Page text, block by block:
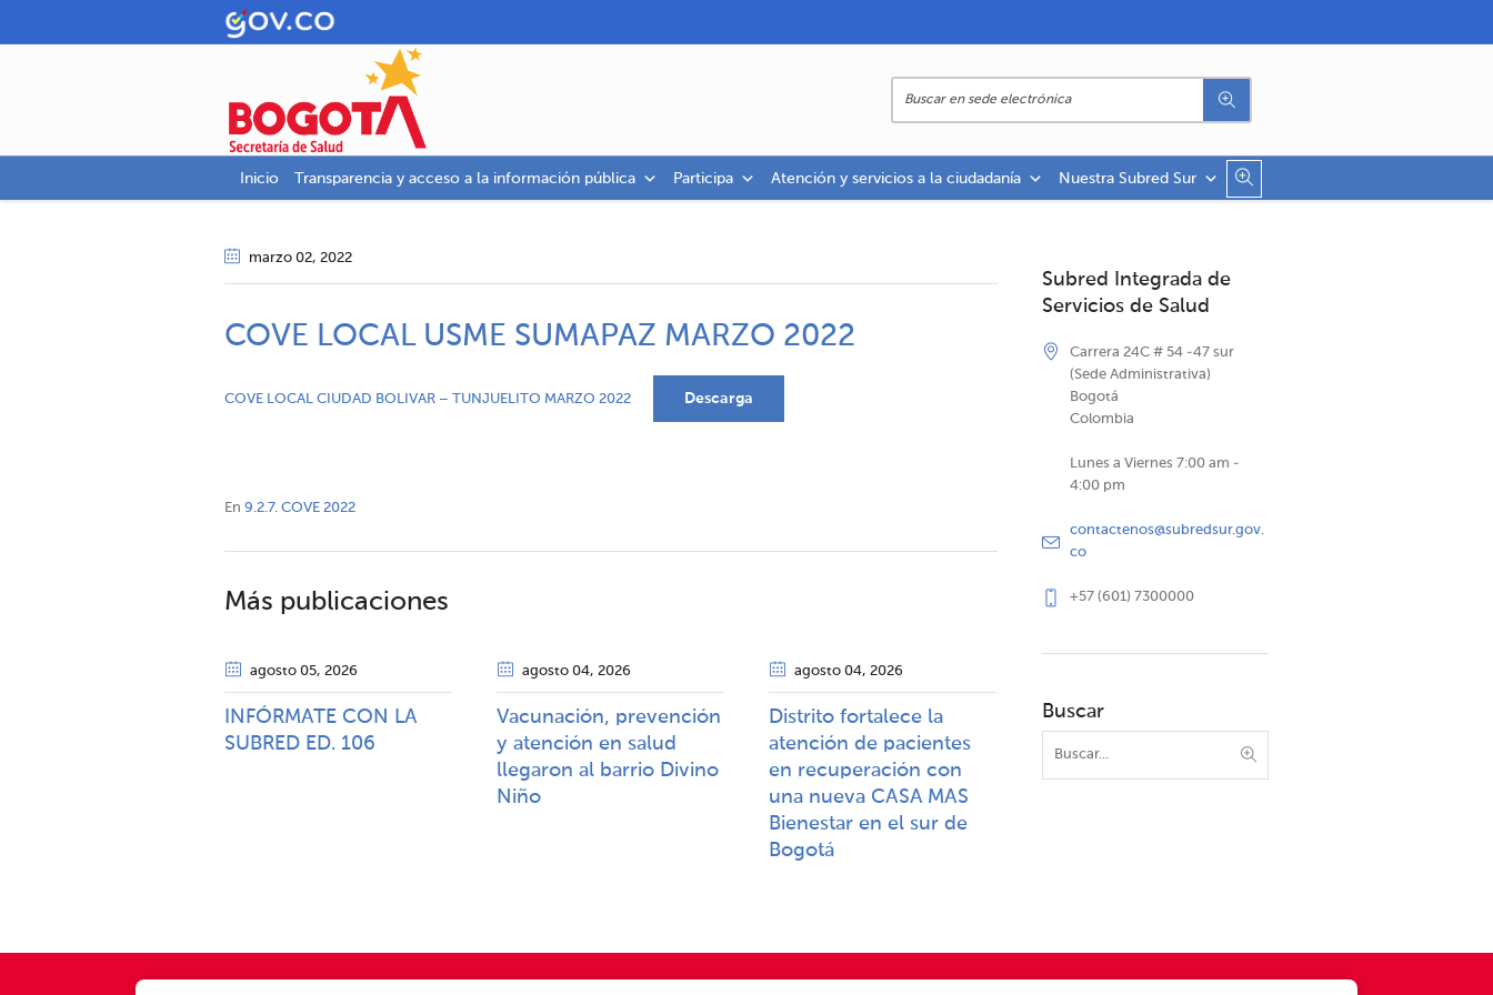
Inicio Transparencia y acceso a la información pública Participa Atención y servicios a la ciudadanía Nuestra Subred Sur
marzo 02, 2022
COVE LOCAL USME SUMAPAZ MARZO 2022
COVE LOCAL CIUDAD BOLIVAR – TUNJUELITO MARZO 2022 Descarga
En 9.2.7. COVE 2022
Más publicaciones
agosto 05, 2026
INFÓRMATE CON LA
SUBRED ED. 106
agosto 04, 2026
Vacunación, prevención
y atención en salud
llegaron al barrio Divino
Niño
agosto 04, 2026
Distrito fortalece la
atención de pacientes
en recuperación con
una nueva CASA MAS
Bienestar en el sur de
Bogotá
Subred Integrada de
Servicios de Salud
Carrera 24C # 54 -47 sur
(Sede Administrativa)
Bogotá
Colombia
Lunes a Viernes 7:00 am -
4:00 pm
contactenos@subredsur.gov.
co
+57 (601) 7300000
Buscar